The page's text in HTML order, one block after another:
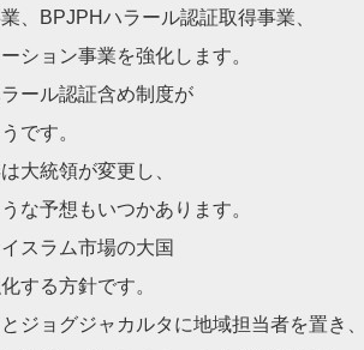
、BPJPHハラール認証取得事業、
ション事業を強化します。
ール認証含め制度が
です。
大統領が変更し、
な予想もいつかあります。
スラム市場の大国
する方針です。
ジョグジャカルタに地域担当者を置き、